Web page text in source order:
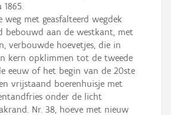
1865.
weg met geasfalteerd wegdek
bebouwd aan de westkant, met
verbouwde hoevetjes, die in
kern opklimmen tot de tweede
eeuw of het begin van de 20ste
vrijstaand boerenhuisje met
onder de licht
Nr. 38, hoeve met nieuw